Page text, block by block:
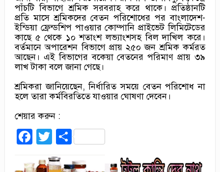
পাঁচটি বিভাগে শ্রমিক সরবরাহ করে থাকে। প্রতিষ্ঠানটি
প্রতি মাসে শ্রমিকদের বেতন পরিশোধের পর বাংলাদেশ-
ইন্ডিয়া ফ্রেন্ডশিপ পাওয়ার কোম্পানি প্রাইভেট লিমিটেডের
কাছে ৫ থেকে ১০ শতাংশ লভ্যাংশসহ বিল দাখিল করে।
বর্তমানে অপারেশন বিভাগে প্রায় ২৫০ জন শ্রমিক কর্মরত
আছেন। এই বিভাগের বকেয়া বেতনের পরিমাণ প্রায় ৩৯
লাখ টাকা বলে জানা গেছে।
শ্রমিকরা জানিয়েছেন, নির্ধারিত সময়ে বেতন পরিশোধ না
হলে তারা কর্মবিরতিতে যাওয়ার ঘোষণা দেবেন।
শেয়ার করুন :
Facebook
Twitter
Share